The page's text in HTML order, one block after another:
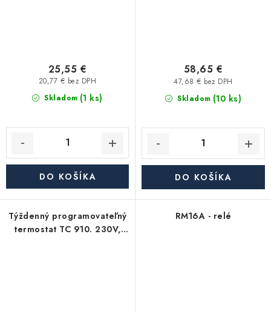
Skladom (1 ks)
20,77 € bez DPH
25,55 €
DO KOŠÍKA
Skladom (10 ks)
47,68 € bez DPH
58,65 €
DO KOŠÍKA
Týždenný programovateľný
termostat TC 910. 230V,
RM16A - relé